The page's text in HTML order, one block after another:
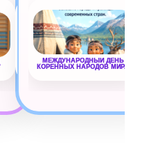
ВСЕМИРНЫЙ ДЕНЬ КОШЕК
МЕЖДУНАРОДНЫЙ ДЕНЬ
КОРЕННЫХ НАРОДОВ МИРА